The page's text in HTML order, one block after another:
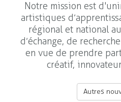
Notre mission est
artistiques
régional et national
d’échange, de
en vue de prendre
créatif,
Autres